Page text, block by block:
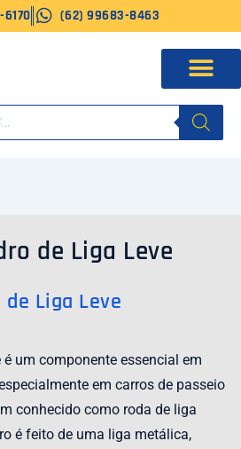
(62) 99683-8463
de Liga Leve
de Liga Leve
um componente essencial em
em carros de passeio
conhecido como roda de liga
é feito de uma liga metálica,